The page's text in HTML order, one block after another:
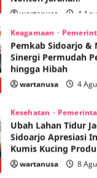
wartanusa
Kesehatan
Ubah Lahan Tidur
Sidoarjo Apresiasi
Kumis Kucing
wartanusa 8
Kesehatan
Pemerintahan
PANAS! Kalah
Sibar Rp 9,9 M,
Anugerah Utama
Jaminan Rp 100